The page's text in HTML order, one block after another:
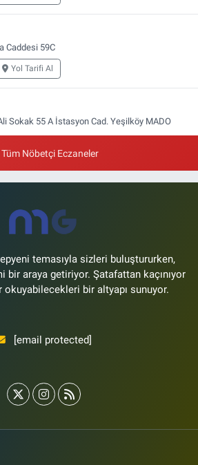
Caddesi 59C
Yol Tarifi Al
Sokak 55 A İstasyon Cad. Yeşilköy MADO
Yol Tarifi Al
Dr. Remzi Kazancıgil Caddesi Ataköy
4.Kısım Çarşısı
Tüm Nöbetçi Eczaneler
temasıyla sizleri buluştururken,
bir araya getiriyor. Şatafattan kaçınıyor
okuyabilecekleri bir altyapı sunuyor.
[email protected]